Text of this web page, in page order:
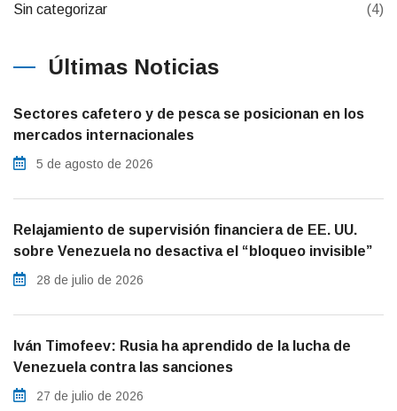
Sin categorizar (4)
Últimas Noticias
Sectores cafetero y de pesca se posicionan en los
mercados internacionales
5 de agosto de 2026
Relajamiento de supervisión financiera de EE. UU.
sobre Venezuela no desactiva el “bloqueo invisible”
28 de julio de 2026
Iván Timofeev: Rusia ha aprendido de la lucha de
Venezuela contra las sanciones
27 de julio de 2026